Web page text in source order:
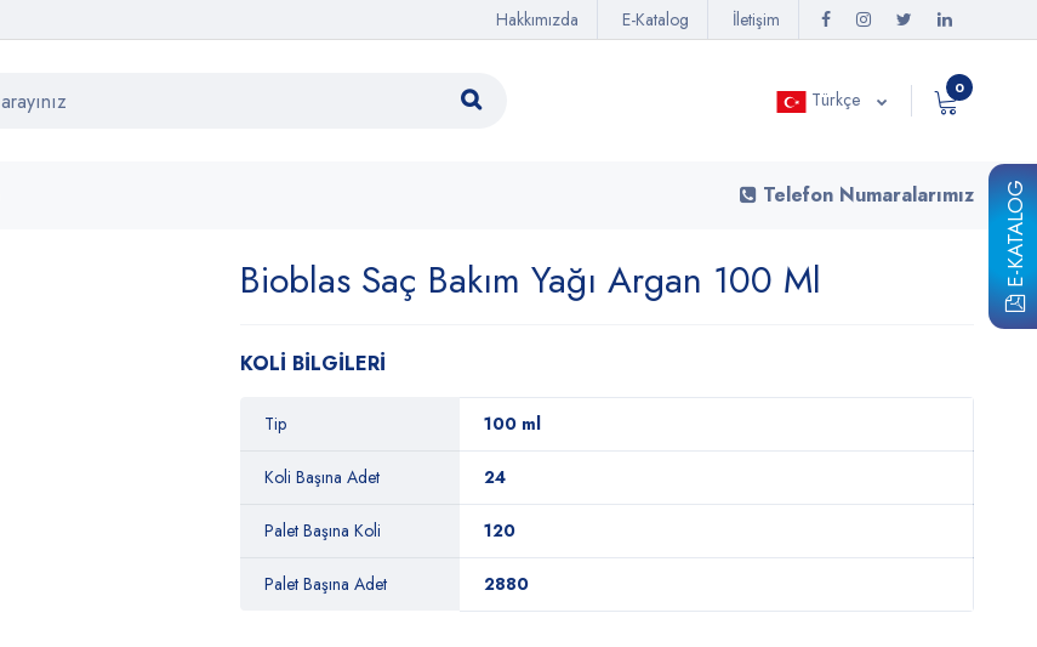
E-KATALOG
Hakkımızda E-Katalog İletişim
0
Türkçe
Telefon Numaralarımız
Bioblas Saç Bakım Yağı Argan 100 Ml
KOLİ BİLGİLERİ
Tip 100 ml
Koli Başına Adet 24
Palet Başına Koli 120
Palet Başına Adet 2880